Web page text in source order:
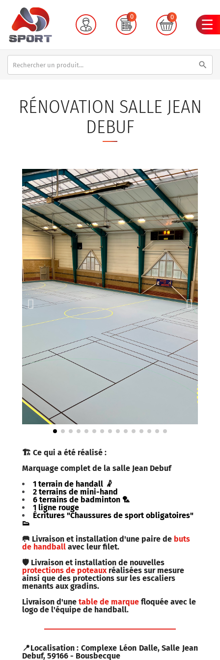
0 0
search
RÉNOVATION SALLE JEAN
DEBUF
🏗 Ce qui a été réalisé :
Marquage complet de la salle Jean Debuf
1 terrain de handall 🤾
2 terrains de mini-hand
6 terrains de badminton 🏸
1 ligne rouge
Écritures "Chaussures de sport obligatoires"
👟
🥅 Livraison et installation d'une paire de buts
de handball avec leurfilet.
🛡 Livraison et installation de nouvelles
protections de poteauxréalisées sur mesure
ainsi que des protections sur les escaliers
menants aux gradins.
Livraison d'une table de marque floquée avec le
logo de l'équipe de handball.
📍Localisation : Complexe Léon Dalle, Salle Jean
Debuf, 59166 - Bousbecque